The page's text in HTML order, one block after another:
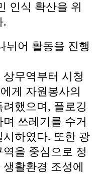
인식 확산을 위
.
뉘어 활동을 진행
무역부터 시청
게 자원봉사의
했으며, 플로깅
쓰레기를 수거
하였다. 또한 광
을 중심으로 정
활환경 조성에